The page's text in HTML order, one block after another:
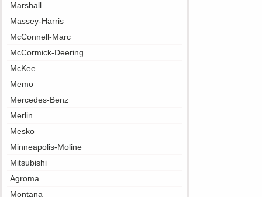
Marshall
Massey-Harris
McConnell-Marc
McCormick-Deering
McKee
Memo
Mercedes-Benz
Merlin
Mesko
Minneapolis-Moline
Mitsubishi
Agroma
Montana